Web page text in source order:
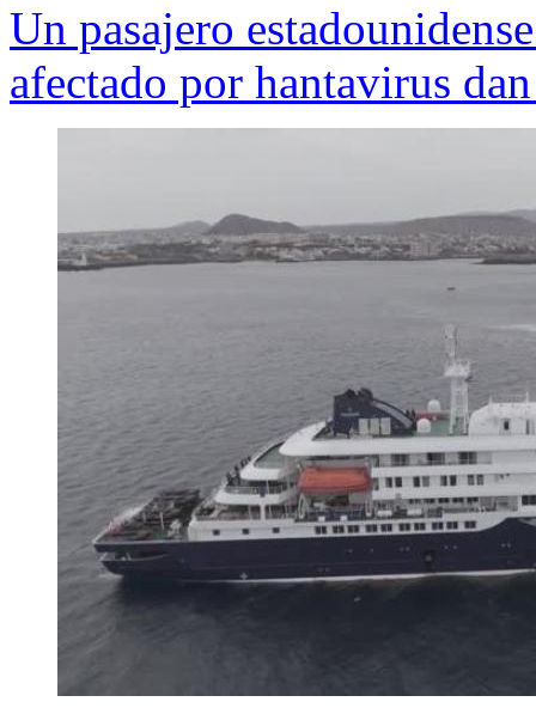
Un pasajero
afectado por hantavirus